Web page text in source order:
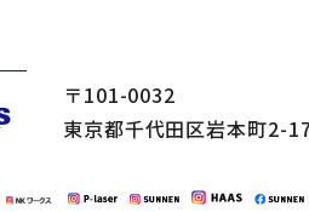
〒101-0032
東京都千代田区岩本町2-